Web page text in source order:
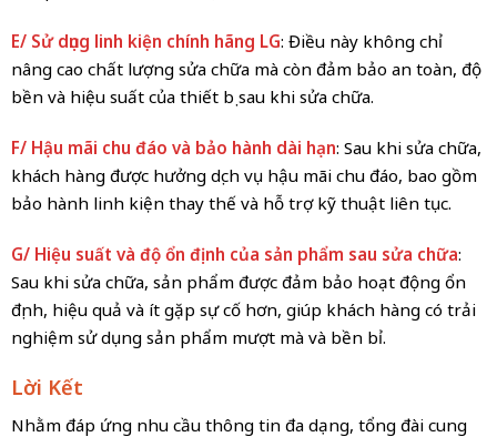
E/ Sử dụng linh kiện chính hãng LG: Điều này không chỉ
nâng cao chất lượng sửa chữa mà còn đảm bảo an toàn, độ
bền và hiệu suất của thiết bị sau khi sửa chữa.
F/ Hậu mãi chu đáo và bảo hành dài hạn: Sau khi sửa chữa,
khách hàng được hưởng dịch vụ hậu mãi chu đáo, bao gồm
bảo hành linh kiện thay thế và hỗ trợ kỹ thuật liên tục.
G/ Hiệu suất và độ ổn định của sản phẩm sau sửa chữa:
Sau khi sửa chữa, sản phẩm được đảm bảo hoạt động ổn
định, hiệu quả và ít gặp sự cố hơn, giúp khách hàng có trải
nghiệm sử dụng sản phẩm mượt mà và bền bỉ.
Lời Kết
Nhằm đáp ứng nhu cầu thông tin đa dạng, tổng đài cung